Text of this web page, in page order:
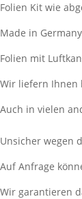
Folien Kit wie
Made in
Folien mit
Wir liefern Ihnen
Auch in vielen
Unsicher wegen
Auf Anfrage
Wir garantieren